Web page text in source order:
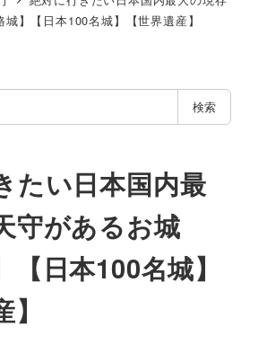
】【日本100名城】【世界遺産】
検索
たい日本国内最
守があるお城
【日本100名城】